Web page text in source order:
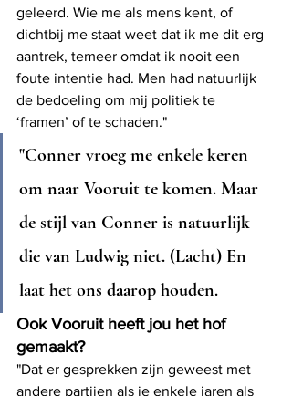
geleerd. Wie me als mens kent, of
dichtbij me staat weet dat ik me dit erg
aantrek, temeer omdat ik nooit een
foute intentie had. Men had natuurlijk
de bedoeling om mij politiek te
‘framen’ of te schaden."
"Conner vroeg me enkele keren
om naar Vooruit te komen. Maar
de stijl van Conner is natuurlijk
die van Ludwig niet. (Lacht) En
laat het ons daarop houden.
Ook Vooruit heeft jou het hof
gemaakt?
"Dat er gesprekken zijn geweest met
andere partijen als je enkele jaren als